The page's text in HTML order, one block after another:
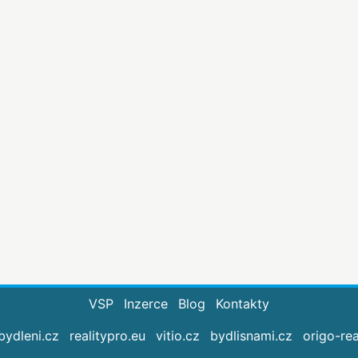
VSP Inzerce Blog
Kontakty
realitypro.eu vitio.cz bydlisnami.cz origo-